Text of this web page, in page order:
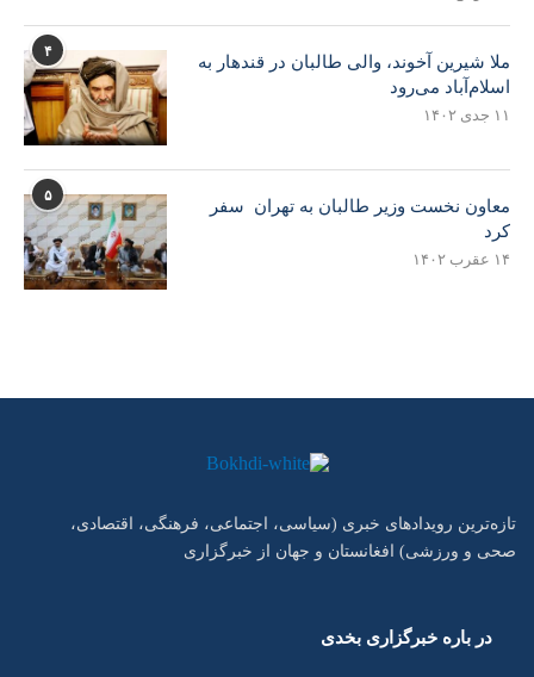
۴
ملا شیرین آخوند، والی طالبان در قندهار به
اسلام‌آباد می‌رود
۱۱ جدی ۱۴۰۲
۵
معاون نخست وزیر طالبان به تهران سفر
کرد
۱۴ عقرب ۱۴۰۲
تازه‌ترین رویدادهای خبری (سیاسی، اجتماعی، فرهنگی، اقتصادی،
صحی و ورزشی) افغانستان و جهان از خبرگزاری
در باره خبرگزاری بخدی